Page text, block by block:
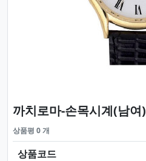
까치로마-손목시계(남여)
상품평 0 개
상품코드